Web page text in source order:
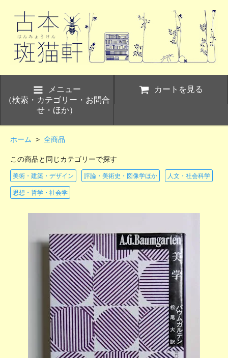
メニュー
（検索・カテゴリー・お問合
せ・ほか）
カートを見る
ホーム > 全商品
この商品と同じカテゴリーで探す
美術・建築・デザイン 評論・美術史・図像学ほか 人文・社会科学
思想・哲学・社会学